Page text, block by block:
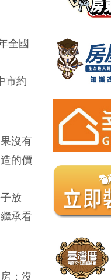
全國
市約
沒有
的價
放
承看
；沒